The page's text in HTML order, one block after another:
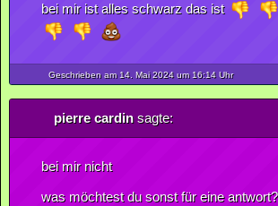
bei mir ist alles schwarz das ist
Geschrieben am 14. Mai2024um 16:14 Uhr
pierre cardinsagte:
bei mir nicht
was möchtest du sonst für eine